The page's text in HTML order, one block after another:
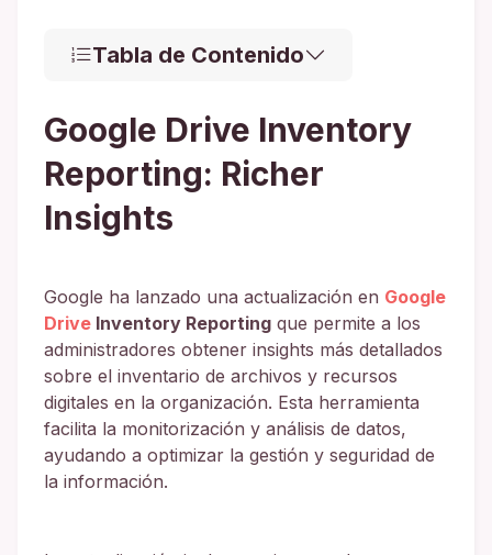
Tabla de Contenido
Google Drive Inventory
Reporting: Richer
Insights
Google ha lanzado una actualización en Google
Drive Inventory Reporting que permite a los
administradores obtener insights más detallados
sobre el inventario de archivos y recursos
digitales en la organización. Esta herramienta
facilita la monitorización y análisis de datos,
ayudando a optimizar la gestión y seguridad de
la información.